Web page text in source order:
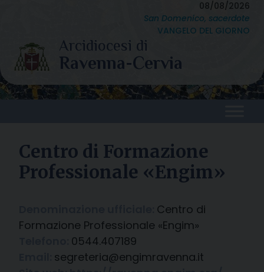
content
08/08/2026
San Domenico, sacerdote
VANGELO DEL GIORNO
Centro di Formazione
Professionale «Engim»
Centro di
Formazione Professionale «Engim»
0544.407189
segreteria@engimravenna.it